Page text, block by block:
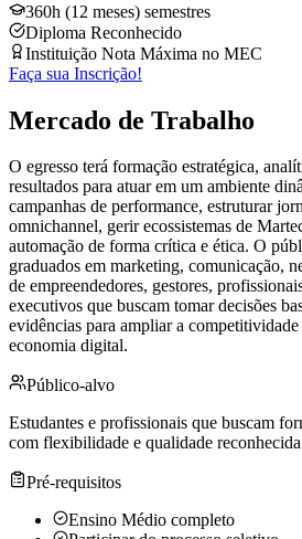
360h (12 meses) semestres
Diploma Reconhecido
Instituição Nota Máxima no MEC
Faça sua Inscrição!
Mercado de Trabalho
O egresso terá formação estratégica,
resultados para atuar em um ambiente
campanhas de performance, estruturar
omnichannel, gerir ecossistemas de
automação de forma crítica e ética. O
graduados em marketing, comunicação,
de empreendedores, gestores,
executivos que buscam tomar decisões
evidências para ampliar a
economia digital.
Público-alvo
Estudantes e profissionais que buscam
com flexibilidade e qualidade
Pré-requisitos
Ensino Médio completo